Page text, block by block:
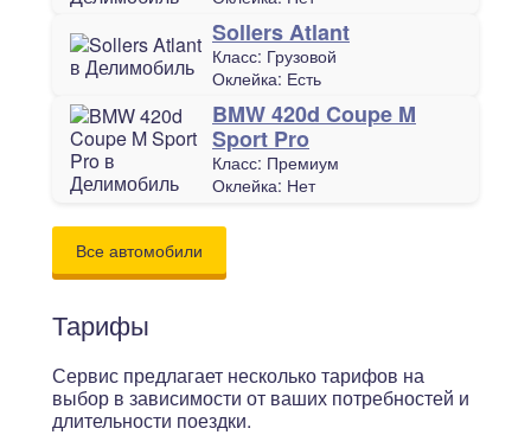
Sollers Atlant
Класс: Грузовой
Оклейка: Есть
BMW 420d Coupe M
Sport Pro
Класс: Премиум
Оклейка: Нет
Все автомобили
Тарифы
Сервис предлагает несколько тарифов на
выбор в зависимости от ваших потребностей и
длительности поездки.